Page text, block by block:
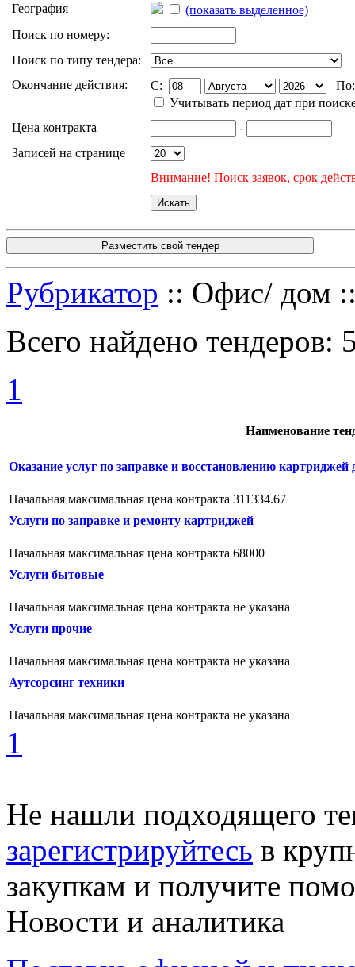
География
(показать выделенное)
Поиск по номеру:
Поиск по типу тендера:
Окончание действия:
C:
Учитывать период дат при
Цена контракта
-
Записей на странице
Внимание! Поиск заявок, срок
Разместить свой тендер
Рубрикатор :: Офис/ дом
Всего найдено тендеров:
1
Наименование
Оказание услуг по заправке и восстановлению
Начальная максимальная цена контракта 311334.67
Услуги по заправке и ремонту картриджей
Начальная максимальная цена контракта 68000
Услуги бытовые
Начальная максимальная цена контракта не указана
Услуги прочие
Начальная максимальная цена контракта не указана
Аутсорсинг техники
Начальная максимальная цена контракта не указана
1
Не нашли подходящего
зарегистрируйтесь в
закупкам и получите
Новости и аналитика